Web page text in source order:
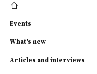
Events
What's new
Articles and interviews